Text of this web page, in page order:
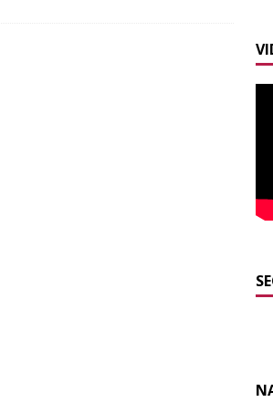
su due ruote lungo il Belbo
controlli, denunce e lotta al
dimostra che Santo Stefano Belbo è un
vede un ladro attraverso la telecamera e